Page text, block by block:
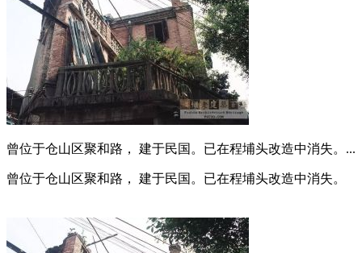
曾位于仓山区聚和路， 建于民国。已在程埔头改造中消失。...
曾位于仓山区聚和路， 建于民国。已在程埔头改造中消失。